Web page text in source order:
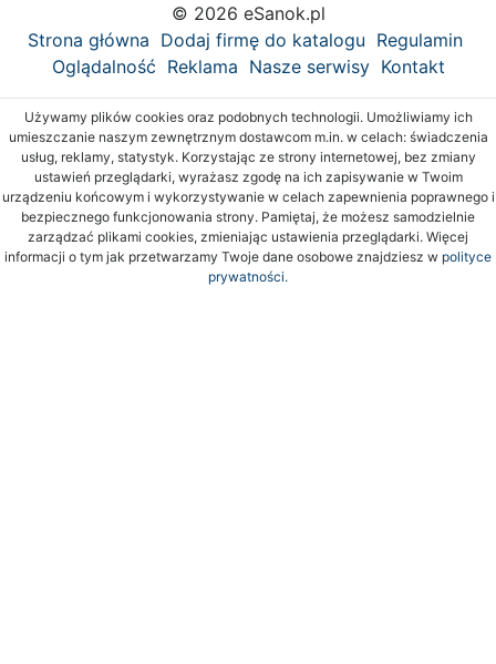
© 2026 eSanok.pl
Strona główna Dodaj firmę do katalogu Regulamin
Oglądalność Reklama Nasze serwisy Kontakt
Używamy plików cookies oraz podobnych technologii. Umożliwiamy ich
umieszczanie naszym zewnętrznym dostawcom m.in. w celach: świadczenia
usług, reklamy, statystyk. Korzystając ze strony internetowej, bez zmiany
ustawień przeglądarki, wyrażasz zgodę na ich zapisywanie w Twoim
urządzeniu końcowym i wykorzystywanie w celach zapewnienia poprawnego i
bezpiecznego funkcjonowania strony. Pamiętaj, że możesz samodzielnie
zarządzać plikami cookies, zmieniając ustawienia przeglądarki. Więcej
informacji o tym jak przetwarzamy Twoje dane osobowe znajdziesz w polityce
prywatności.